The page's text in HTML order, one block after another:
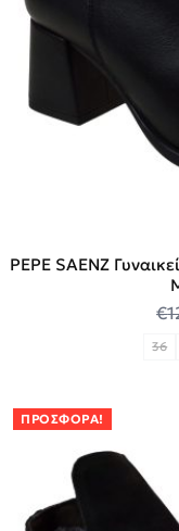
PEPE SAENZ
€
36
ΠΡΟΣΦΟΡΆ!